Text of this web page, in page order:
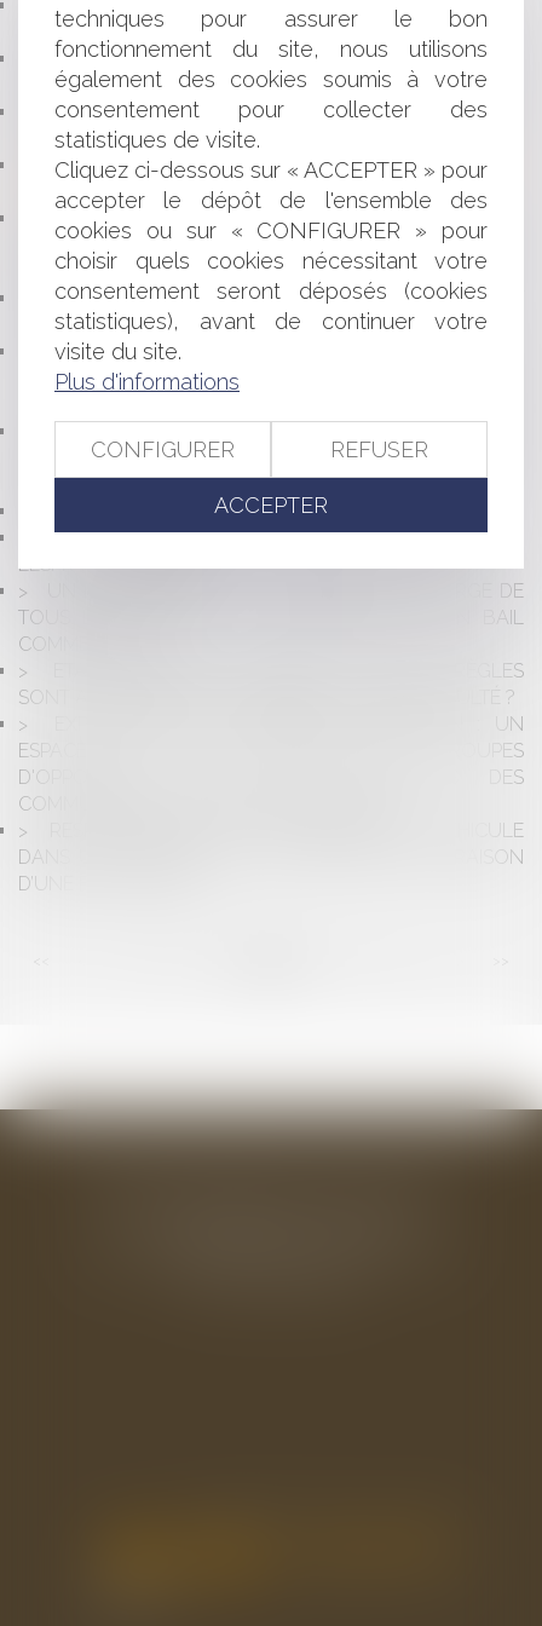
SAISIE-ATTRIBUTION : LE CARACTÈRE EXÉCUTOIRE
ET LA SIGNIFICATION DE L’ACTE
LA PLAINTE DISCIPLINAIRE CONTRE UN MÉDECIN
DOIT ÊTRE SIGNÉE PAR SON AUTEUR
QUELS SONT LES CRITÈRES FISCAUX POUR
QUALIFIER UNE ACTIVITÉ DE MARCHAND DE BIENS ?
BAIL VERBAL ET PRISE EN CHARGE DE LA TAXE
FONCIÈRE
ARRÊTÉ DE CATASTROPHE NATURELLE : LE
NÉCESSAIRE EXAMEN PARTICULIER DE LA SITUATION
DES COMMUNES
COMMENT SAVOIR SI UN ACTE DE CAUTION EST
DISPROPORTIONNÉ ?
LE PRÉJUDICE MORAL DES COMMUNES DU FAIT DE
LA DURÉE EXCESSIVE DES PROCÉDURES : UNE
PROFESSIONNELLE D’UN CRÉDIT ET SUR LE DÉLAI DE
PRESCRIPTION DE L’ACTION DE LA BANQUE
LE DEVOIR D’INFORMATION DANS LES CONTRATS
LE SORT DES PIÈCES PÉNALES ANNULÉES OU
L’ESPRIT DE BADINTER
UN BAILLEUR PEUT-IL TRANSFÉRER LA CHARGE DE
TOUS LES TRAVAUX AU LOCATAIRE DANS UN BAIL
COMMERCIAL ?
ETAT D'URGENCE SANITAIRE : QUELLES RÈGLES
SONT APPLICABLES AUX ENTREPRISES EN DIFFICULTÉ ?
EXPRESSION DES GROUPES D'OPPOSITION : UN
ESPACE DOIT ÊTRE RÉSERVÉ AUX GROUPES
D'OPPOSITION DANS LES PUBLICATIONS DES
COMMUNES DE 1000 HABITANTS ET PLUS
RESPONSABILITÉ D’UN PROPRIÉTAIRE DE VÉHICULE
DANS UN ACCIDENT DE LA CIRCULATION EN RAISON
D’UNE FUITE D’HUILE
techniques pour assurer le bon
fonctionnement du site, nous utilisons
également des cookies soumis à votre
consentement pour collecter des
statistiques de visite.
Cliquez ci-dessous sur « ACCEPTER » pour
accepter le dépôt de l'ensemble des
cookies ou sur « CONFIGURER » pour
choisir quels cookies nécessitant votre
consentement seront déposés (cookies
statistiques), avant de continuer votre
visite du site.
Plus d'informations
CONFIGURER REFUSER
ACCEPTER